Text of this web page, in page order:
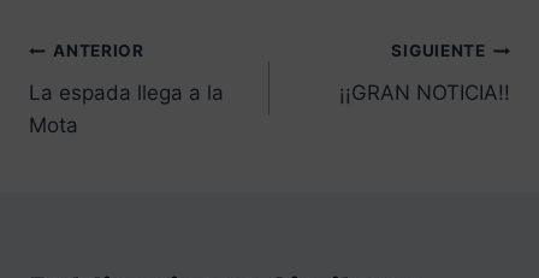
ANTERIOR
La espada llega a la
Mota
SIGUIENTE
¡¡GRAN NOTICIA!!